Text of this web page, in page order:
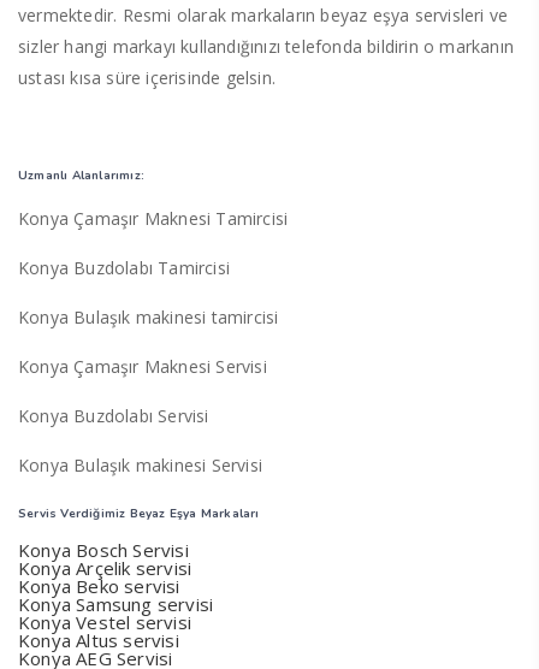
vermektedir. Resmi olarak markaların beyaz eşya servisleri ve
sizler hangi markayı kullandığınızı telefonda bildirin o markanın
ustası kısa süre içerisinde gelsin.
Uzmanlı Alanlarımız:
Konya Çamaşır Maknesi Tamircisi
Konya Buzdolabı Tamircisi
Konya Bulaşık makinesi tamircisi
Konya Çamaşır Maknesi Servisi
Konya Buzdolabı Servisi
Konya Bulaşık makinesi Servisi
Servis Verdiğimiz Beyaz Eşya Markaları
Konya Bosch Servisi
Konya Arçelik servisi
Konya Beko servisi
Konya Samsung servisi
Konya Vestel servisi
Konya Altus servisi
Konya AEG Servisi